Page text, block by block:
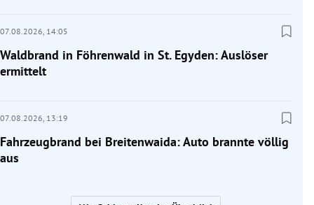
07.08.2026, 14:05
Waldbrand in Föhrenwald in St. Egyden: Auslöser
ermittelt
07.08.2026, 13:19
Fahrzeugbrand bei Breitenwaida: Auto brannte völlig
aus